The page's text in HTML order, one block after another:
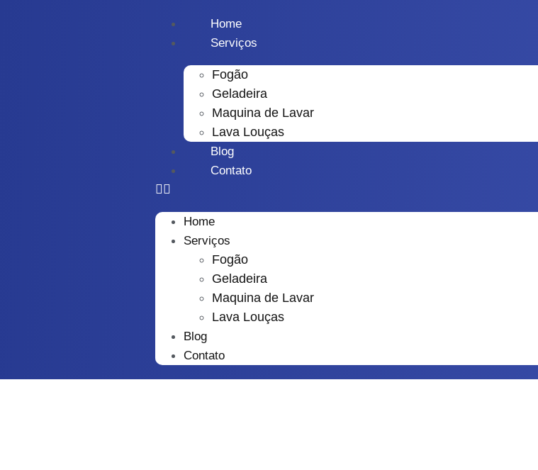
Home
Serviços
Fogão
Geladeira
Maquina de Lavar
Lava Louças
Blog
Contato
Home
Serviços
Fogão
Geladeira
Maquina de Lavar
Lava Louças
Blog
Contato